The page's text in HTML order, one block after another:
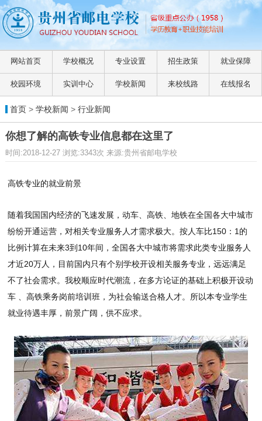
网站首页 学校概况 专业设置 招生政策 就业保障
校园环境 实训中心 学校新闻 来校线路 在线报名
首页> 学校新闻 > 行业新闻
你想了解的高铁专业信息都在这里了
时间:2018-12-27 浏览:3343次 来源:贵州省邮电学校
高铁专业的就业前景
随着我国国内经济的飞速发展，动车、高铁、地铁在全国各大中城市
纷纷开通运营，对相关专业服务人才需求极大。按人车比150：1的
比例计算在未来3到10年间，全国各大中城市将需求此类专业服务人
才近20万人，目前国内只有个别学校开设相关服务专业，远远满足
不了社会需求。我校顺应时代潮流，在多方论证的基础上积极开设动
车 、高铁乘务岗前培训班，为社会输送合格人才。所以本专业学生
就业待遇丰厚，前景广阔，供不应求。